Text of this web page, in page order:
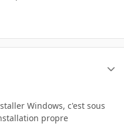
Windows, c'est sous
propre